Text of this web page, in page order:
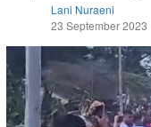
Lani Nuraeni
23 September 2023